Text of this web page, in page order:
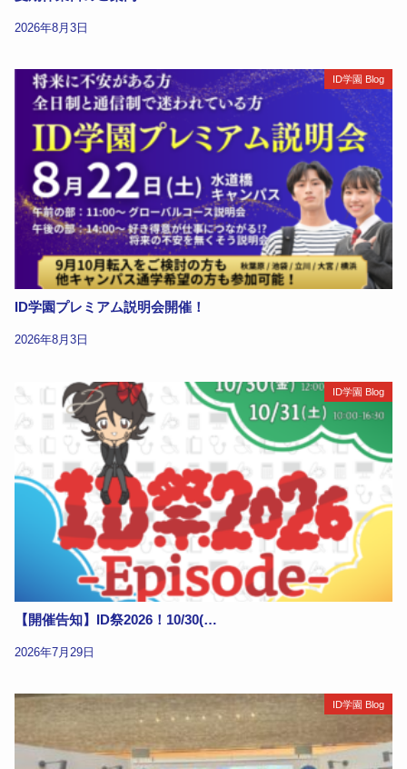
2026年8月3日
ID学園 Blog
ID学園プレミアム説明会開催！
2026年8月3日
ID学園 Blog
【開催告知】ID祭2026！10/30(…
2026年7月29日
ID学園 Blog